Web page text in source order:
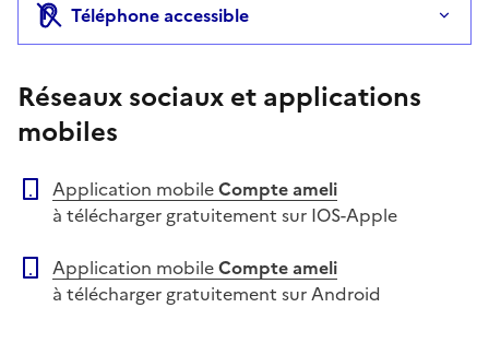
Téléphone accessible
Réseaux sociaux et applications
mobiles
Application mobileCompte ameli
à télécharger gratuitement sur IOS-Apple
Application mobileCompte ameli
à télécharger gratuitement sur Android